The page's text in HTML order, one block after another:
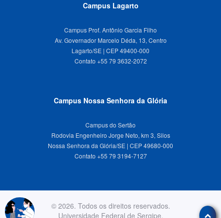
Campus Lagarto
Campus Prof. Antônio Garcia Filho
Av. Governador Marcelo Déda, 13, Centro
Lagarto/SE | CEP 49400-000
Campus Nossa Senhora da Glória
Campus do Sertão
Rodovia Engenheiro Jorge Neto, km 3, Silos
Nossa Senhora da Glória/SE | CEP 49680-000
Contato +55 79 3194-7127
© 2026. Todos os direitos reservados.
Universidade Federal de Sergipe.